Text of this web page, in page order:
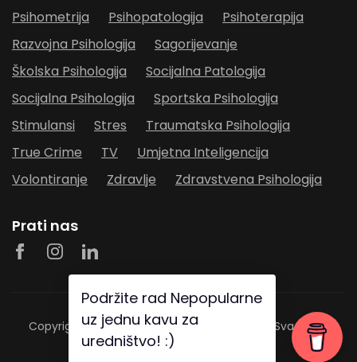
Psihometrija
Psihopatologija
Psihoterapija
Razvojna Psihologija
Sagorijevanje
Školska Psihologija
Socijalna Patologija
Socijalna Psihologija
Sportska Psihologija
Stimulansi
Stres
Traumatska Psihologija
True Crime
TV
Umjetna Inteligencija
Volontiranje
Zdravlje Zdravstvena Psihologija
Prati nas
Copyright © 2026Nepopularna Psihologija
- Sva prava
pridržana.